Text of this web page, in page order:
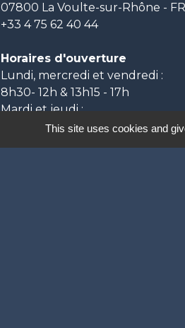
07800 La Voulte-sur-Rhône -
+33 4 75 62 40 44
Horaires d'ouverture
Lundi, mercredi et vendredi :
8h30- 12h & 13h15 - 17h
Mardi et jeudi :
8h30- 12h & 13h15 - 18h
This site uses cookies and